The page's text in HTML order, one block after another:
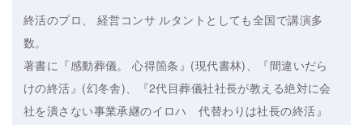
終活のプロ、 経営コンサ ルタントとしても全国で講演多
数。
著書に『感動葬儀。 心得箇条』(現代書林)、『間違いだら
けの終活』(幻冬舎)、『2代目葬儀社社長が教える絶対に会
社を潰さない事業承継のイロハ 代替わりは社長の終活』